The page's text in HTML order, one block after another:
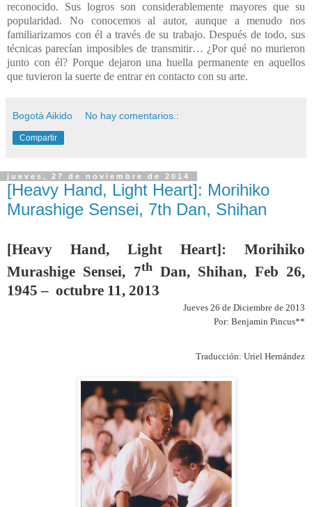
reconocido. Sus logros son considerablemente mayores que su
popularidad. No conocemos al autor, aunque a menudo nos
familiarizamos con él a través de su trabajo. Después de todo, sus
técnicas parecían imposibles de transmitir… ¿Por qué no murieron
junto con él? Porque dejaron una huella permanente en aquellos
que tuvieron la suerte de entrar en contacto con su arte.
Bogotá Aikido No hay comentarios.:
Compartir
jueves, 27 de noviembre de 2014
[Heavy Hand, Light Heart]: Morihiko
Murashige Sensei, 7th Dan, Shihan
[Heavy Hand, Light Heart]: Morihiko
Murashige Sensei, 7thDan, Shihan, Feb 26,
1945 – octubre 11, 2013
Jueves 26 de Diciembre de 2013
Por: Benjamin Pincus**
Traducción: Uriel Hernández